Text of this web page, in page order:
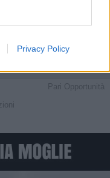
Privacy Policy
😂😂😂
Pari Opportunità